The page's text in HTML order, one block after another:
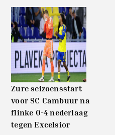
Zure seizoensstart
voor SC Cambuur na
flinke 0-4 nederlaag
tegen Excelsior